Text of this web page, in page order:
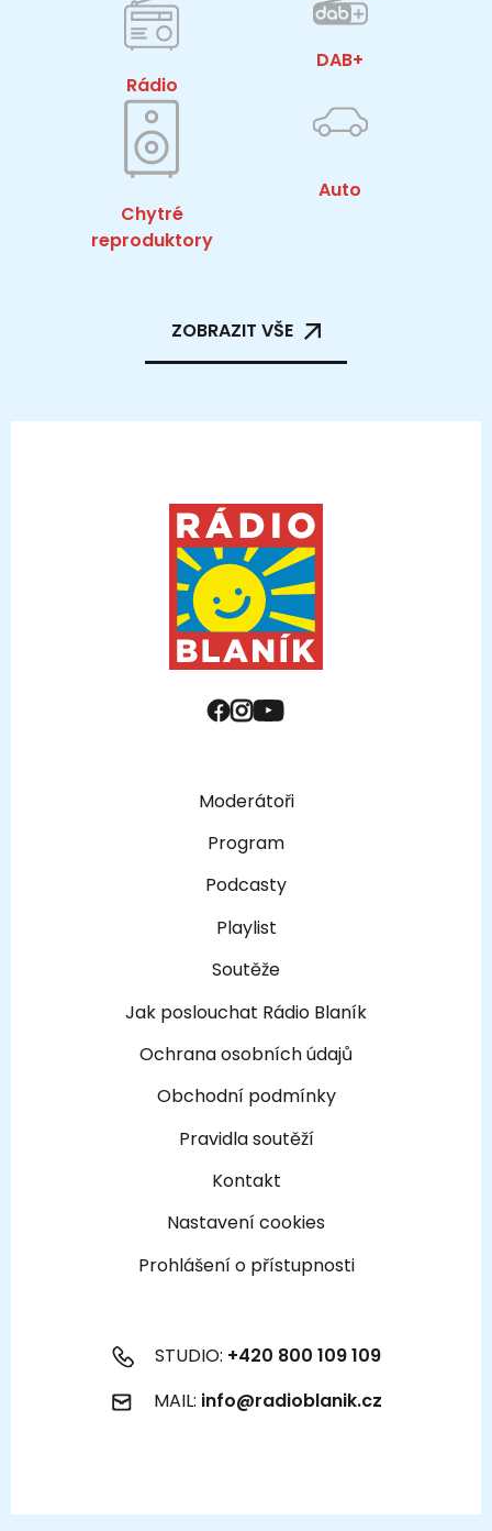
Rádio
DAB+
Chytré
reproduktory
Auto
ZOBRAZIT VŠE
Moderátoři
Program
Podcasty
Playlist
Soutěže
Jak poslouchat Rádio Blaník
Ochrana osobních údajů
Obchodní podmínky
Pravidla soutěží
Kontakt
Nastavení cookies
Prohlášení o přístupnosti
STUDIO: +420 800 109 109
MAIL: info@radioblanik.cz